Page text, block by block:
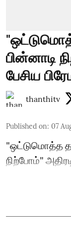
பின்னாடி
பேசிய
thanthitv
Published on: 07
"ஒட்டுமொத்த
நிற்போம்"